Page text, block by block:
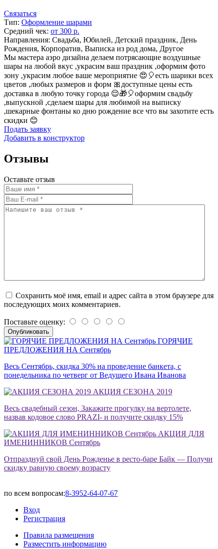
Связаться
Тип: Оформление шарами
Средний чек: от 300 р.
Направления: Свадьба, Юбилей, Детский праздник, День
Рождения, Корпоратив, Выписка из род дома, Другое
Мы мастера аэро дизайна делаем потрясающие воздушные
шары на любой вкус ,украсим ваш праздник ,оформим фото
зону ,украсим любое ваше мероприятие 😍🎈есть шарики всех
цветов ,любых размеров и форм 🎀доступные цены есть
доставка в любую точку города 😌🎁🎈оформим свадьбу
,выпускной ,сделаем шары для любимой на выписку
,шекарные фонтаны ко дню рождение все что вы захотите есть
скидки 😊
Подать заявку
Добавить в конструктор
Отзывы
Оставьте отзыв
Сохранить моё имя, email и адрес сайта в этом браузере для
последующих моих комментариев.
Поставьте оценку:
ГОРЯЧИЕ
ПРЕДЛОЖЕНИЯ НА Сентябрь
Весь Сентябрь, скидка 30% на проведение банкета, с
понедельника по четверг от Ведущего Ивана Иванова
АКЦИЯ СЕЗОНА 2019
Весь свадебный сезон, Закажите прогулку на вертолете,
назвав кодовое слово PRAZI- и получите скидку 15%
АКЦИЯ ДЛЯ
ИМЕНИННИКОВ Сентябрь
Отпразднуй свой День Рожденье в ресто-баре Байк — Получи
скидку равную своему возрасту
по всем вопросам:8-3952-64-07-67
Вход
Регистрация
Правила размещения
Разместить информацию